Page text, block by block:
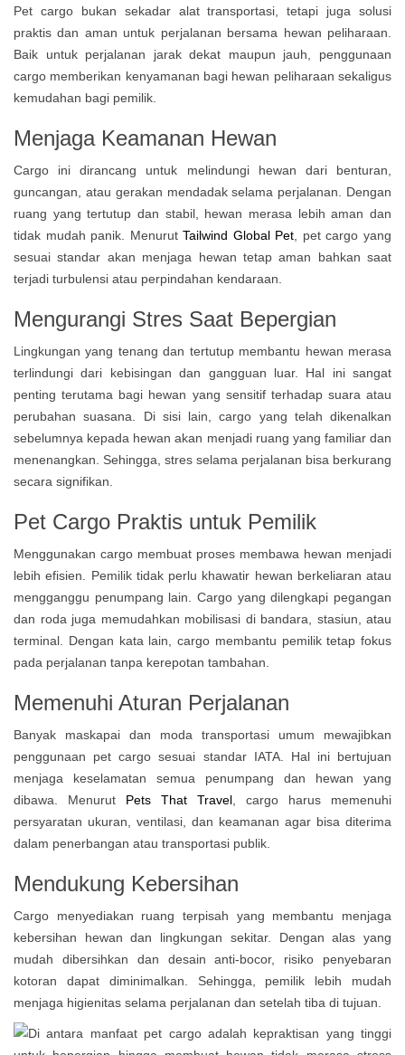
Pet cargo bukan sekadar alat transportasi, tetapi juga solusi
praktis dan aman untuk perjalanan bersama hewan peliharaan.
Baik untuk perjalanan jarak dekat maupun jauh, penggunaan
cargo memberikan kenyamanan bagi hewan peliharaan sekaligus
kemudahan bagi pemilik.
Menjaga Keamanan Hewan
Cargo ini dirancang untuk melindungi hewan dari benturan,
guncangan, atau gerakan mendadak selama perjalanan. Dengan
ruang yang tertutup dan stabil, hewan merasa lebih aman dan
tidak mudah panik. Menurut Tailwind Global Pet , pet cargo yang
sesuai standar akan menjaga hewan tetap aman bahkan saat
terjadi turbulensi atau perpindahan kendaraan.
Mengurangi Stres Saat Bepergian
Lingkungan yang tenang dan tertutup membantu hewan merasa
terlindungi dari kebisingan dan gangguan luar. Hal ini sangat
penting terutama bagi hewan yang sensitif terhadap suara atau
perubahan suasana. Di sisi lain, cargo yang telah dikenalkan
sebelumnya kepada hewan akan menjadi ruang yang familiar dan
menenangkan. Sehingga, stres selama perjalanan bisa berkurang
secara signifikan.
Pet Cargo Praktis untuk Pemilik
Menggunakan cargo membuat proses membawa hewan menjadi
lebih efisien. Pemilik tidak perlu khawatir hewan berkeliaran atau
mengganggu penumpang lain. Cargo yang dilengkapi pegangan
dan roda juga memudahkan mobilisasi di bandara, stasiun, atau
terminal. Dengan kata lain, cargo membantu pemilik tetap fokus
pada perjalanan tanpa kerepotan tambahan.
Memenuhi Aturan Perjalanan
Banyak maskapai dan moda transportasi umum mewajibkan
penggunaan pet cargo sesuai standar IATA. Hal ini bertujuan
menjaga keselamatan semua penumpang dan hewan yang
dibawa. Menurut
Pets That Travel , cargo harus memenuhi
persyaratan ukuran, ventilasi, dan keamanan agar bisa diterima
dalam penerbangan atau transportasi publik.
Mendukung Kebersihan
Cargo menyediakan ruang terpisah yang membantu menjaga
kebersihan hewan dan lingkungan sekitar. Dengan alas yang
mudah dibersihkan dan desain anti-bocor, risiko penyebaran
kotoran dapat diminimalkan. Sehingga, pemilik lebih mudah
menjaga higienitas selama perjalanan dan setelah tiba di tujuan.